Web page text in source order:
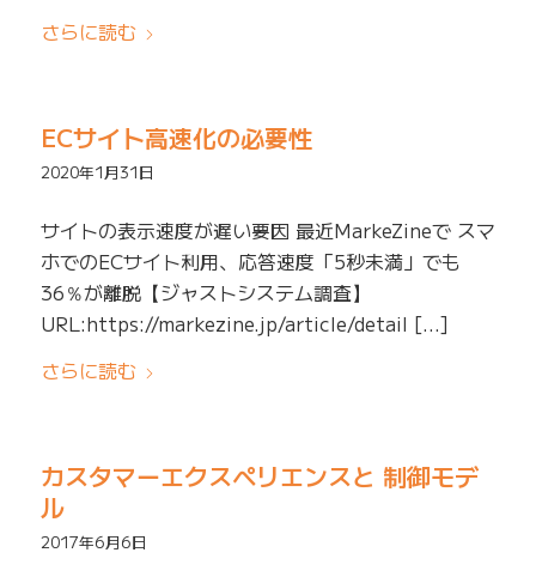
さらに読む
ECサイト高速化の必要性
2020年1月31日
サイトの表示速度が遅い要因 最近MarkeZineで スマ
ホでのECサイト利用、応答速度「5秒未満」でも
36％が離脱【ジャストシステム調査】
URL:https://markezine.jp/article/detail […]
さらに読む
カスタマーエクスペリエンスと 制御モデ
ル
2017年6月6日